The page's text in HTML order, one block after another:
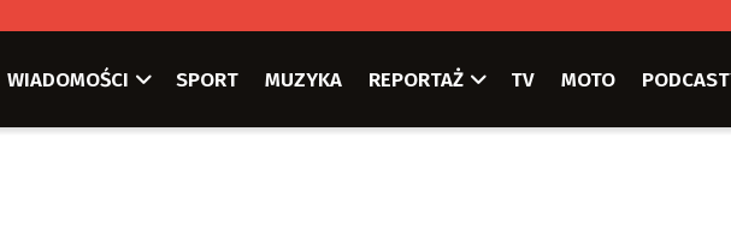
WIADOMOŚCI SPORT MUZYKA REPORTAŻ TV MOTO